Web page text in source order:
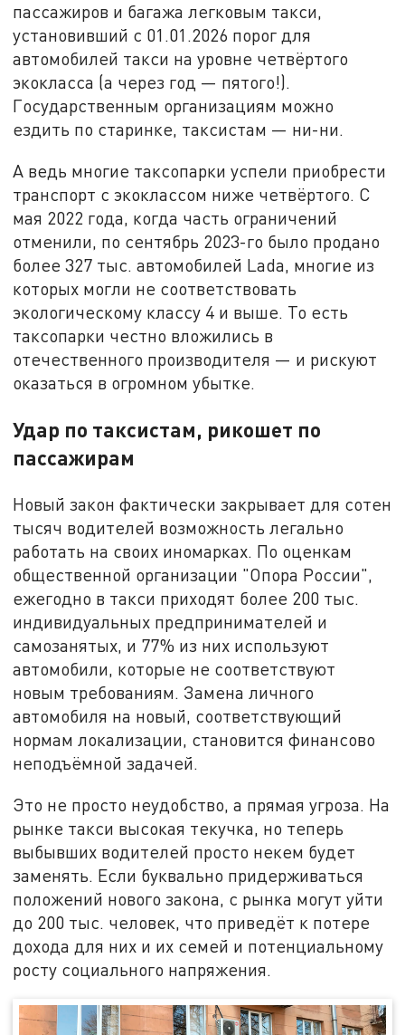
пассажиров и багажа легковым такси,
установивший с 01.01.2026 порог для
автомобилей такси на уровне четвёртого
экокласса (а через год — пятого!).
Государственным организациям можно
ездить по старинке, таксистам — ни-ни.
А ведь многие таксопарки успели приобрести
транспорт с экоклассом ниже четвёртого. С
мая 2022 года, когда часть ограничений
отменили, по сентябрь 2023-го было продано
более 327 тыс. автомобилей Lada, многие из
которых могли не соответствовать
экологическому классу 4 и выше. То есть
таксопарки честно вложились в
отечественного производителя — и рискуют
оказаться в огромном убытке.
Удар по таксистам, рикошет по
пассажирам
Новый закон фактически закрывает для сотен
тысяч водителей возможность легально
работать на своих иномарках. По оценкам
общественной организации "Опора России",
ежегодно в такси приходят более 200 тыс.
индивидуальных предпринимателей и
самозанятых, и 77% из них используют
автомобили, которые не соответствуют
новым требованиям. Замена личного
автомобиля на новый, соответствующий
нормам локализации, становится финансово
неподъёмной задачей.
Это не просто неудобство, а прямая угроза. На
рынке такси высокая текучка, но теперь
выбывших водителей просто некем будет
заменять. Если буквально придерживаться
положений нового закона, с рынка могут уйти
до 200 тыс. человек, что приведёт к потере
дохода для них и их семей и потенциальному
росту социального напряжения.